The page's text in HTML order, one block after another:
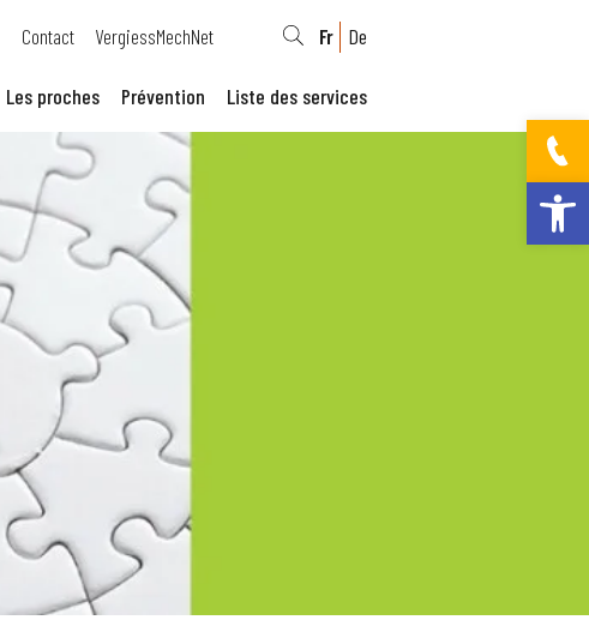
Ouvrir la
Contact VergiessMechNet Fr De
Les proches Prévention Liste des services